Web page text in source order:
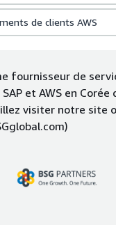
de clients AWS
fournisseur de
et AWS en Corée
visiter notre site